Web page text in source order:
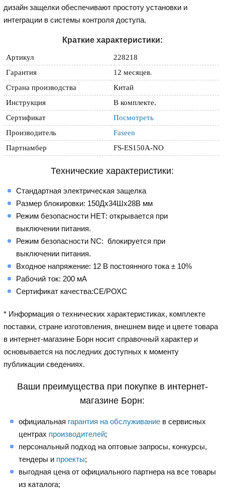
дизайн защелки обеспечивают простоту установки и
интеграции в системы контроля доступа.
Краткие характеристики:
Артикул
228218
Гарантия
12 месяцев.
Страна производства
Китай
Инструкция
В комплекте.
Сертификат
Посмотреть
Производитель
Faseen
Партнамбер
FS-ES150A-NO
Технические характеристики:
Стандартная электрическая защелка
Размер блокировки: 150Дx34Шx28В мм
Режим безопасности НЕТ: открывается при
выключении питания.
Режим безопасности NC: блокируется при
выключении питания.
Входное напряжение: 12 В постоянного тока ± 10%
Рабочий ток: 200 мА
Сертификат качества:CE/РОХС
* Информация о технических характеристиках, комплекте
поставки, стране изготовления, внешнем виде и цвете товара
в интернет-магазине Борн носит справочный характер и
основывается на последних доступных к моменту
публикации сведениях.
Ваши преимущества при покупке в интернет-
магазине Борн:
официальная гарантия на обслуживание в сервисных
центрах производителей;
персональный подход на оптовые запросы, конкурсы,
тендеры и проекты;
выгодная цена от официального партнера на все товары
из каталога;